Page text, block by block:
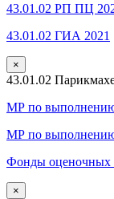
43.01.02 РП ПЦ
43.01.02 ГИА 2021
×
43.01.02
МР по
МР по
Фонды оценочных
×